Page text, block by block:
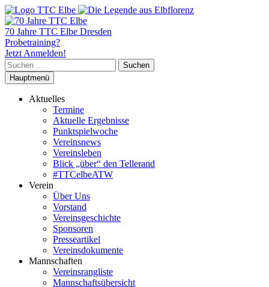
70 Jahre TTC Elbe Dresden
Probetraining?
Jetzt Anmelden!
Suchen
nach:
Hauptmenü
Aktuelles
Termine
Aktuelle Ergebnisse
Punktspielwoche
Vereinsnews
Vereinsleben
Blick „über“ den Tellerand
#TTCelbeATW
Verein
Über Uns
Vorstand
Vereinsgeschichte
Sponsoren
Presseartikel
Vereinsdokumente
Mannschaften
Vereinsrangliste
Mannschaftsübersicht